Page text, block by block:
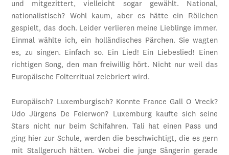
und mitgezittert, vielleicht sogar gewählt. National,
nationalistisch? Wohl kaum, aber es hätte ein Röllchen
gespielt, das doch. Leider verlieren meine Lieblinge immer.
Einmal wählte ich, ein holländisches Pärchen. Sie wagten
es, zu singen. Einfach so. Ein Lied! Ein Liebeslied! Einen
richtigen Song, den man freiwillig hört. Nicht nur weil das
Europäische Folterritual zelebriert wird.
Europäisch? Luxemburgisch? Konnte France Gall O Vreck?
Udo Jürgens De Feierwon? Luxemburg kaufte sich seine
Stars nicht nur beim Schifahren. Tali hat einen Pass und
ging hier zur Schule, werden die beschwichtigt, die es gern
mit Stallgeruch hätten. Wobei die junge Sängerin gerade